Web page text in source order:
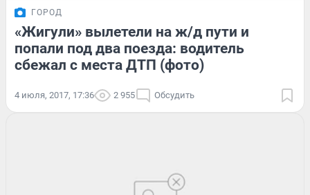
ГОРОД
«Жигули» вылетели на ж/д пути и
попали под два поезда: водитель
сбежал с места ДТП (фото)
4 июля, 2017, 17:36 2 955 Обсудить